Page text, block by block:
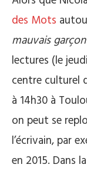
des Mots
mauvais
lectures (le
centre culturel
à 14h30 à
on peut se
l’écrivain, par
en 2015. Dans